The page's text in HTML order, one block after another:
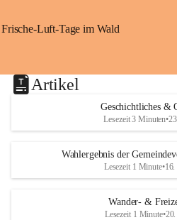
Frische-Luft-Tage im Wald
Artikel
Geschichtliches &
Lesezeit 3 Minuten•
Wahlergebnis der
Lesezeit 1 Minute•16.
Wander- &
Lesezeit 1 Minute•